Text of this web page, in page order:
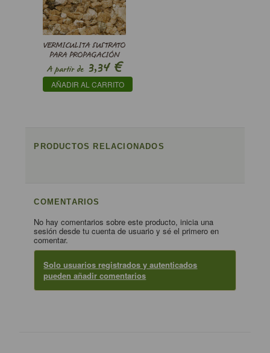
VERMICULITA SUSTRATO
PARA PROPAGACIÓN
A partir de3,34€
AÑADIR AL CARRITO
PRODUCTOS RELACIONADOS
COMENTARIOS
No hay comentarios sobre este producto, inicia una
sesión desde tu cuenta de usuario y sé el primero en
comentar.
Solo usuarios registrados y autenticados
pueden añadir comentarios